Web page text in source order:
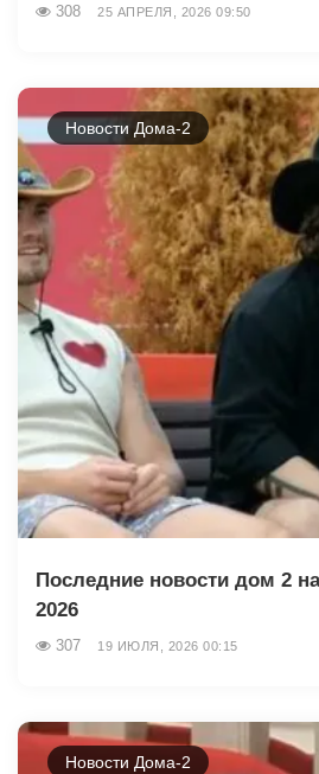
308 25 АПРЕЛЯ, 2026 09:50
Новости Дома-2
Последние новости дом 2
2026
307 19 ИЮЛЯ, 2026 00:15
Новости Дома-2